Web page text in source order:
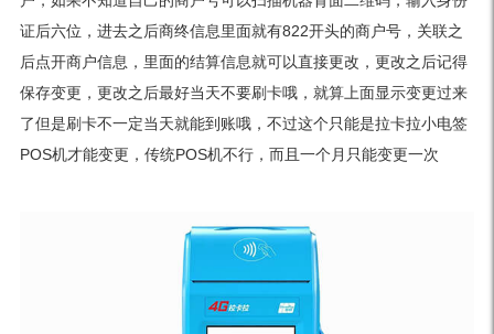
证后六位，进去之后商终信息里面就有822开头的商户号，关联之
后点开商户信息，里面的结算信息就可以直接更改，更改之后记得
保存变更，更改之后最好当天不要刷卡哦，就算上面显示变更过来
了但是刷卡不一定当天就能到账哦，不过这个只能是拉卡拉小电签
POS机才能变更，传统POS机不行，而且一个月只能变更一次